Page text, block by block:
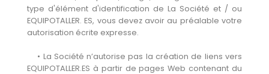
type d'élément d'identification de La Société et / ou
EQUIPOTALLER. ES, vous devez avoir au préalable votre
autorisation écrite expresse.
• La Société n’autorise pas la création de liens vers
EQUIPOTALLER.ES à partir de pages Web contenant du